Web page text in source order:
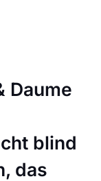
Daume
blind
das